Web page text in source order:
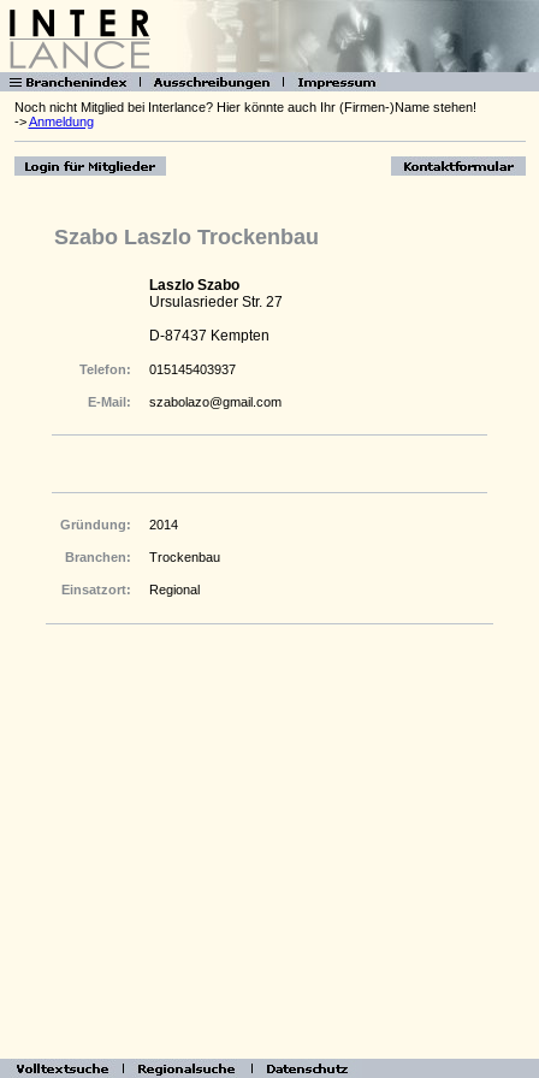
Noch nicht Mitglied bei Interlance? Hier könnte auch Ihr (Firmen-)Name stehen!
->Anmeldung
Szabo Laszlo Trockenbau
Laszlo Szabo
Ursulasrieder Str. 27
D-87437 Kempten
Telefon: 015145403937
E-Mail: szabolazo@gmail.com
Gründung: 2014
Branchen: Trockenbau
Einsatzort: Regional